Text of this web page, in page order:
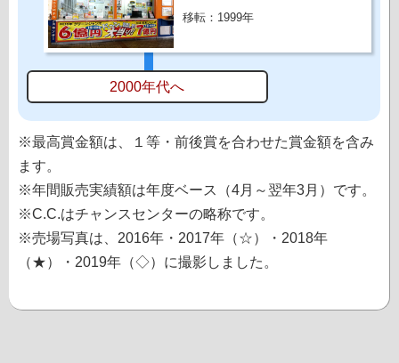
移転：1999年
2000年代へ
※最高賞金額は、１等・前後賞を合わせた賞金額を含み
ます。
※年間販売実績額は年度ベース（4月～翌年3月）です。
※C.C.はチャンスセンターの略称です。
※売場写真は、2016年・2017年（☆）・2018年
（★）・2019年（◇）に撮影しました。